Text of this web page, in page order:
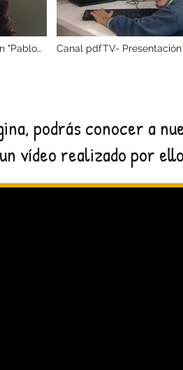
"Pablo
Canal pdfTV- Presentación
podrás conocer a
vídeo realizado por